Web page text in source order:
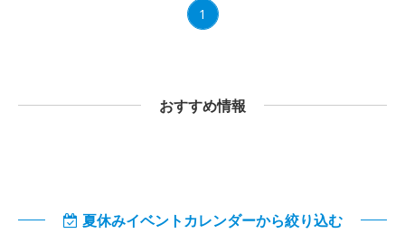
1
おすすめ情報
夏休みイベントカレンダーから絞り込む